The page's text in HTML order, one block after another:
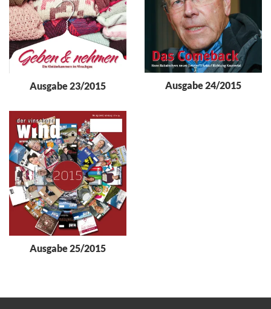
Ausgabe 23/2015 Ausgabe 24/2015
Ausgabe 25/2015